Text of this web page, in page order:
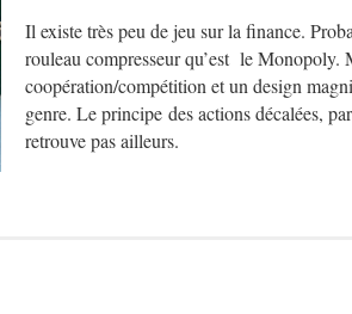
Il existe très peu de jeu sur la finance.
rouleau compresseur qu’est le
coopération/compétition et un design
genre. Le principe des actions décalées,
retrouve pas ailleurs.